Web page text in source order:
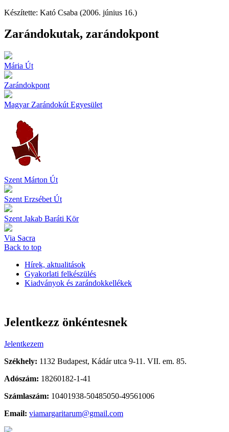
Készítette: Kató Csaba (2006. június 16.)
Zarándokutak, zarándokpont
Mária Út
Zarándokpont
Magyar Zarándokút Egyesület
Szent Márton Út
Szent Erzsébet Út
Szent Jakab Baráti Kör
Via Sacra
Back to top
Hírek, aktualitások
Gyakorlati felkészülés
Kiadványok és zarándokkellékek
Jelentkezz önkéntesnek
Jelentkezem
Székhely: 1132 Budapest, Kádár utca 9-11. VII. em. 85.
Adószám: 18260182-1-41
Számlaszám: 10401938-50485050-49561006
Email: viamargaritarum@gmail.com